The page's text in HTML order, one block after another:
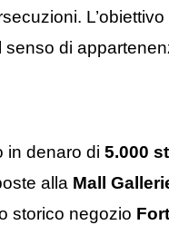
di
in denaro di 5.000
alla Mall
storico negozio